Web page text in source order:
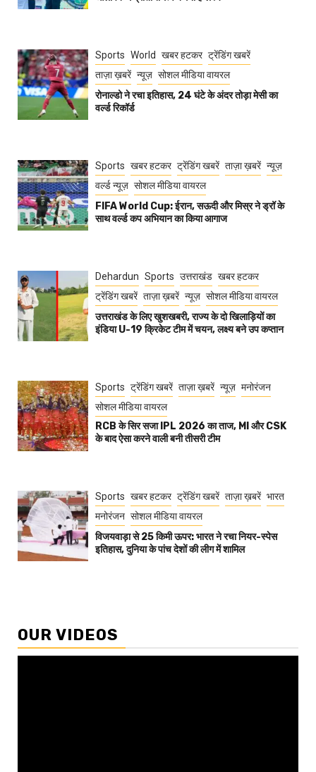
Sports World खबर हटकर ट्रेंडिंग खबरें
ताज़ा ख़बरें न्यूज़ सोशल मीडिया वायरल
रोनाल्डो ने रचा इतिहास, 24 घंटे के अंदर तोड़ा मेसी का
वर्ल्ड रिकॉर्ड
Sports खबर हटकर ट्रेंडिंग खबरें ताज़ा ख़बरें न्यूज़
वर्ल्ड न्यूज़ सोशल मीडिया वायरल
FIFA World Cup: ईरान, सऊदी और मिस्र ने ड्रॉ के
साथ वर्ल्ड कप अभियान का किया आगाज
Dehardun Sports उत्तराखंड खबर हटकर
ट्रेंडिंग खबरें ताज़ा ख़बरें न्यूज़ सोशल मीडिया वायरल
उत्तराखंड के लिए खुशखबरी, राज्य के दो खिलाड़ियों का
इंडिया U-19 क्रिकेट टीम में चयन, लक्ष्य बने उप कप्तान
Sports ट्रेंडिंग खबरें ताज़ा ख़बरें न्यूज़ मनोरंजन
सोशल मीडिया वायरल
RCB के सिर सजा IPL 2026 का ताज, MI और CSK
के बाद ऐसा करने वाली बनी तीसरी टीम
Sports खबर हटकर ट्रेंडिंग खबरें ताज़ा ख़बरें भारत
मनोरंजन सोशल मीडिया वायरल
विजयवाड़ा से 25 किमी ऊपर: भारत ने रचा नियर-स्पेस
इतिहास, दुनिया के पांच देशों की लीग में शामिल
OUR VIDEOS